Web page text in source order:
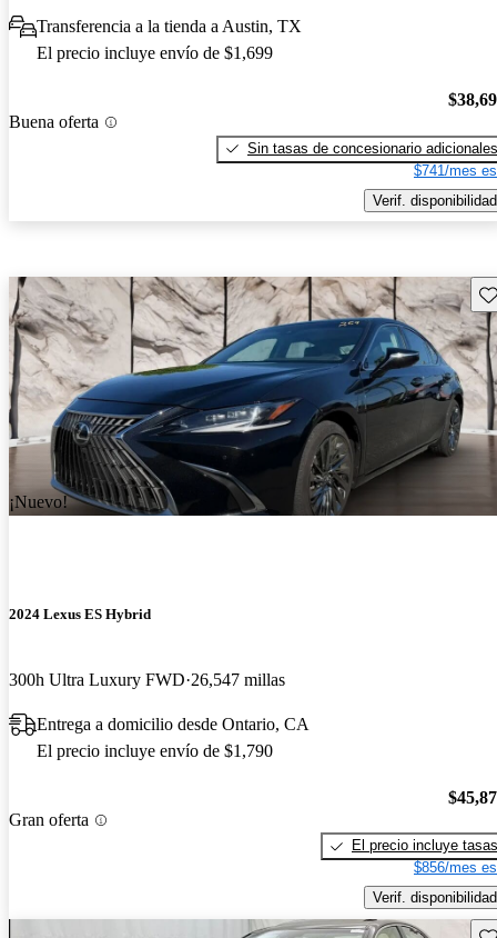
Transferencia a la tienda a Austin, TX
El precio incluye envío de $1,699
Buena oferta
Sin tasas de concesionario adicionales
$741/mes
Verif. disponibilidad
¡Nuevo!
2024 Lexus ES Hybrid
300h Ultra Luxury FWD 26,547 millas
Entrega a domicilio desde Ontario, CA
El precio incluye envío de $1,790
Gran oferta
El precio incluye tasas
$856/mes
Verif. disponibilidad